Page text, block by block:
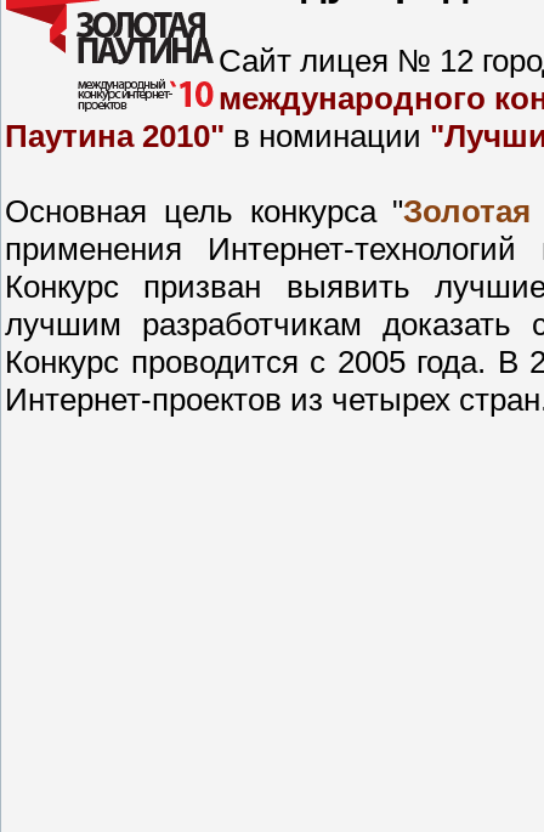
Сайт лицея № 12
международного
Паутина 2010" в номинации
Основная цель конкурса "Золотая
применения Интернет-
Конкурс призван выявить
лучшим разработчикам доказать
Конкурс проводится с 2005 года.
Интернет-проектов из четырех